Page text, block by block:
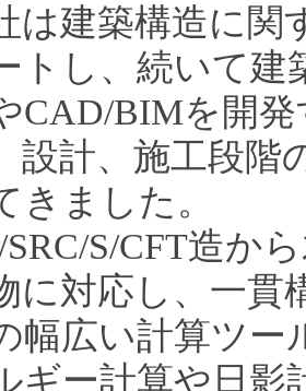
は建築構造に関
トし、続いて建
CAD/BIMを開
設計、施工段階
きました。
SRC/S/CFT造か
に対応し、一貫
幅広い計算ツー
ギー計算や日影